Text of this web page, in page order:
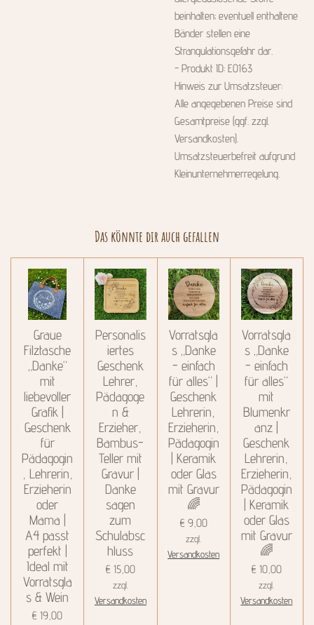
beinhalten; eventuell enthaltene
Bänder stellen eine
Strangulationsgefahr dar.
- Produkt ID: E0163
Hinweis zur Umsatzsteuer:
Alle angegebenen Preise sind
Gesamtpreise (ggf. zzgl.
Versandkosten).
Umsatzsteuerbefreit aufgrund
Kleinunternehmerregelung.
Das könnte dir auch gefallen
Graue
Filztasche
„Danke“
mit
liebevoller
Grafik |
Geschenk
für
Pädagogin
, Lehrerin,
Erzieherin
oder
Mama |
A4 passt
perfekt |
Ideal mit
Vorratsgla
s & Wein
€ 19,00
Personalis
iertes
Geschenk
Lehrer,
Pädagoge
n &
Erzieher,
Bambus-
Teller mit
Gravur |
Danke
sagen
zum
Schulabsc
hluss
€ 15,00
zzgl.
Versandkosten
Vorratsgla
s „Danke
- einfach
für alles“ |
Geschenk
Lehrerin,
Erzieherin,
Pädagogin
| Keramik
oder Glas
mit Gravur
🌈
€ 9,00
zzgl.
Versandkosten
Vorratsgla
s „Danke
- einfach
für alles“
mit
Blumenkr
anz |
Geschenk
Lehrerin,
Erzieherin,
Pädagogin
| Keramik
oder Glas
mit Gravur
🌈
€ 10,00
zzgl.
Versandkosten